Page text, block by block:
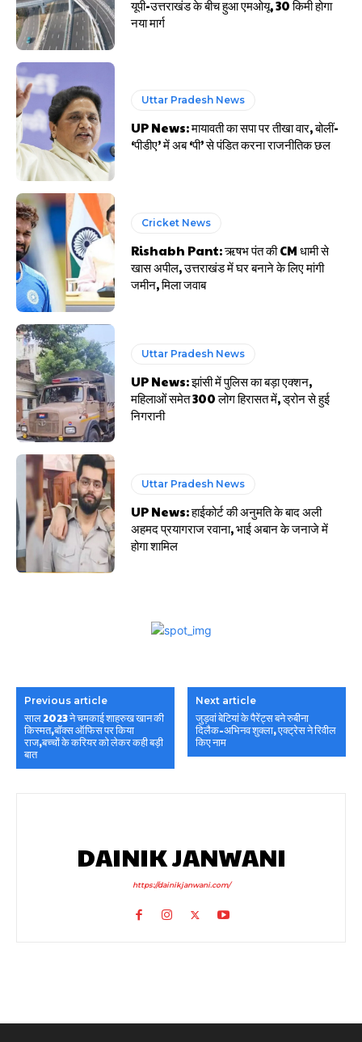
यूपी-उत्तराखंड के बीच हुआ एमओयू, 30 किमी होगा
नया मार्ग
Uttar Pradesh News
UP News: मायावती का सपा पर तीखा वार, बोलीं-
‘पीडीए’ में अब ‘पी’ से पंडित करना राजनीतिक छल
Cricket News
Rishabh Pant: ऋषभ पंत की CM धामी से
खास अपील, उत्तराखंड में घर बनाने के लिए मांगी
जमीन, मिला जवाब
Uttar Pradesh News
UP News: झांसी में पुलिस का बड़ा एक्शन,
महिलाओं समेत 300 लोग हिरासत में, ड्रोन से हुई
निगरानी
Uttar Pradesh News
UP News: हाईकोर्ट की अनुमति के बाद अली
अहमद प्रयागराज रवाना, भाई अबान के जनाजे में
होगा शामिल
Previous article
साल 2023 ने चमकाई शाहरुख खान की
किस्मत,बॉक्स ऑफिस पर किया
राज,बच्चों के करियर को लेकर कही बड़ी
बात
Next article
जुड़वां बेटियां के पैरेंट्स बने रुबीना
दिलैक-अभिनव शुक्ला, एक्ट्रेस ने रिवील
किए नाम
DAINIK JANWANI
https://dainikjanwani.com/